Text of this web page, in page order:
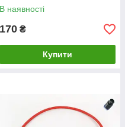
В наявності
170 ₴
Купити